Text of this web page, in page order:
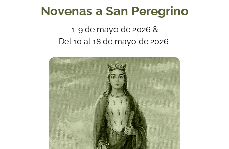
Novenas a San Peregrino
1-9 de mayo de 2026 &
Del 10 al 18 de mayo de 2026